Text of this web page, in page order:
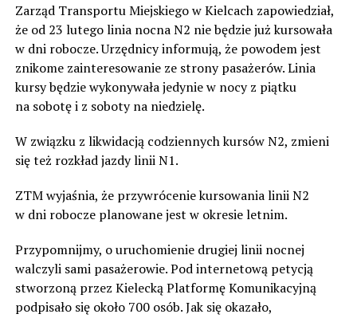
Zarząd Transportu Miejskiego w Kielcach zapowiedział,
że od 23 lutego linia nocna N2 nie będzie już kursowała
w dni robocze. Urzędnicy informują, że powodem jest
znikome zainteresowanie ze strony pasażerów. Linia
kursy będzie wykonywała jedynie w nocy z piątku
na sobotę i z soboty na niedzielę.
W związku z likwidacją codziennych kursów N2, zmieni
się też rozkład jazdy linii N1.
ZTM wyjaśnia, że przywrócenie kursowania linii N2
w dni robocze planowane jest w okresie letnim.
Przypomnijmy, o uruchomienie drugiej linii nocnej
walczyli sami pasażerowie. Pod internetową petycją
stworzoną przez Kielecką Platformę Komunikacyjną
podpisało się około 700 osób. Jak się okazało,